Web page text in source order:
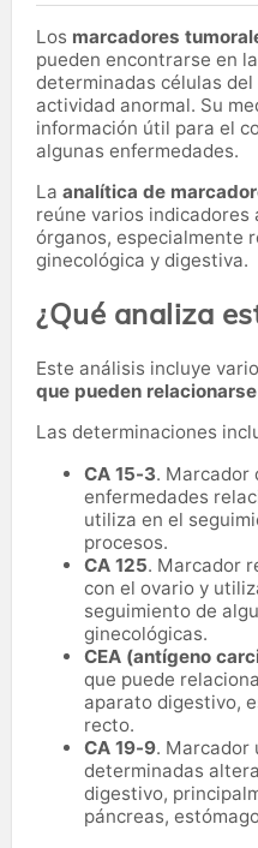
Los marcadores
pueden encontrarse en
determinadas células
actividad anormal. Su
información útil para el
algunas enfermedades.
La analítica de
reúne varios indicadores
órganos, especialmente
ginecológica y digestiva.
¿Qué analiza
Este análisis incluye
que pueden
Las determinaciones
CA 15-3. Marcador
enfermedades
utiliza en el
procesos.
CA 125. Marcador
con el ovario y
seguimiento de
ginecológicas.
CEA (antígeno
que puede
aparato digestivo,
recto.
CA 19-9. Marcador
determinadas
digestivo,
páncreas,